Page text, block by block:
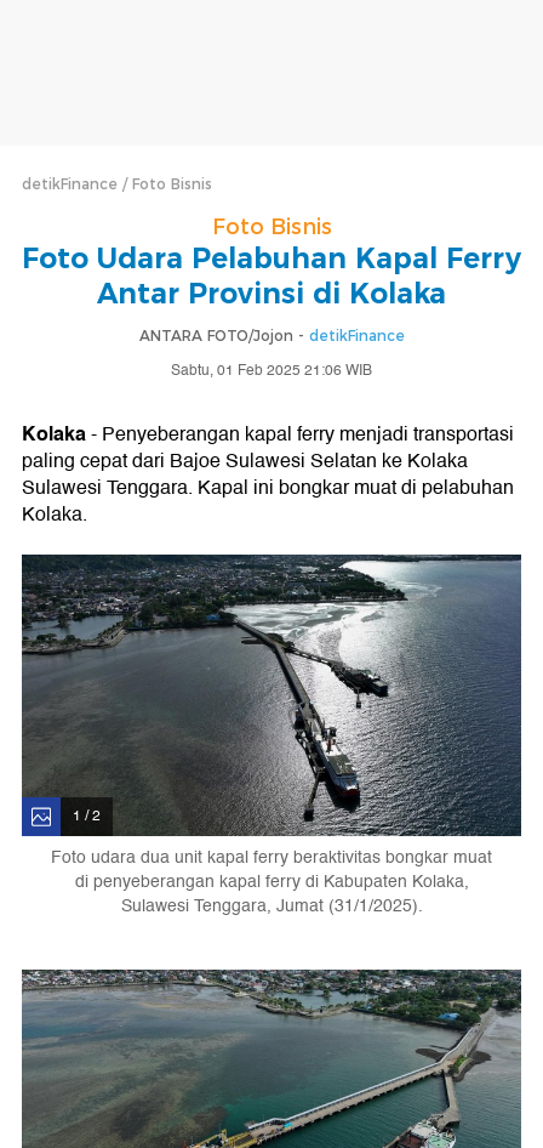
detikFinance Foto Bisnis
Foto Bisnis
Foto Udara Pelabuhan Kapal Ferry
Antar Provinsi di Kolaka
ANTARA FOTO/Jojon - detikFinance
Sabtu, 01 Feb 2025 21:06 WIB
Kolaka- Penyeberangan kapal ferry menjadi transportasi
paling cepat dari Bajoe Sulawesi Selatan ke Kolaka
Sulawesi Tenggara. Kapal ini bongkar muat di pelabuhan
Kolaka.
1 / 2
Foto udara dua unit kapal ferry beraktivitas bongkar muat
di penyeberangan kapal ferry di Kabupaten Kolaka,
Sulawesi Tenggara, Jumat (31/1/2025).